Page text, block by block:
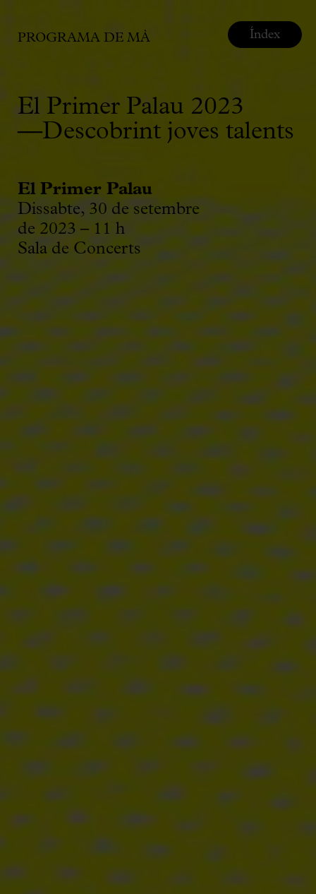
PROGRAMA DE MÀ
El Primer Palau 2023
—Descobrint joves talents
El Primer Palau
Dissabte, 30 de setembre
de 2023 – 11 h
Sala de Concerts
Índex